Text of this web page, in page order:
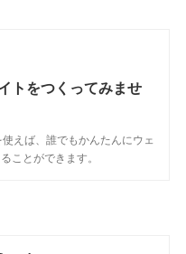
トをつくってみませ
えば、誰でもかんたんにウェ
ことができます。